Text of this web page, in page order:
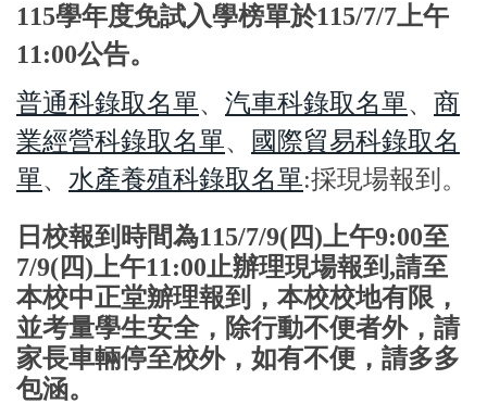
115學年度免試入學榜單於115/7/7上午
11:00公告。
普通科錄取名單、 汽車科錄取名單、 商
業經營科錄取名單、
國際貿易科錄取名
單、 水產養殖科錄取名單:採現場報到。
日校報到時間為115/7/9(四)上午9:00至
7/9(四)上午11:00止辦理現場報到,請至
本校中正堂辧理報到，本校校地有限，
並考量學生安全，除行動不便者外，請
家長車輛停至校外，如有不便，請多多
包涵。